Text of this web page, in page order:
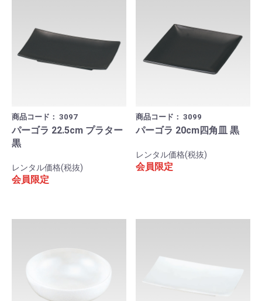
商品コード： 3097
パーゴラ 22.5cm プラター
黒
レンタル価格(税抜)
会員限定
商品コード： 3099
パーゴラ 20cm四角皿 黒
レンタル価格(税抜)
会員限定